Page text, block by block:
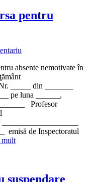
bursa
sociala
vacantei”
pentru
absente nemotivate în
_____ din _______
pe luna ______,
Profesor
emisă de Inspectoratul
mult„Decizie
pentru
suspendare